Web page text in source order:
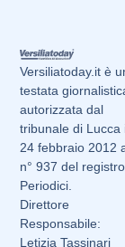
Versiliatoday.it è
testata
autorizzata dal
tribunale di Lucca
24 febbraio 2012
n° 937 del registro
Periodici.
Direttore
Responsabile:
Letizia Tassinari